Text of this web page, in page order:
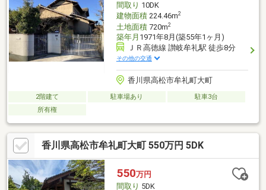
間取り 10DK
建物面積224.46m2
土地面積720m2
築年月 1971年8月(築55年1ヶ月)
ＪＲ高徳線 讃岐牟礼駅 徒歩8分
その他の交通
香川県高松市牟礼町大町
2階建て 駐車場あり
駐車3台
所有権
香川県高松市牟礼町大町 550万円 5DK
550万円
間取り 5DK